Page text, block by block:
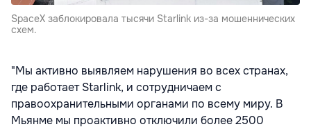
SpaceX заблокировала тысячи Starlink из-за мошеннических
схем.
"Мы активно выявляем нарушения во всех странах,
где работает Starlink, и сотрудничаем с
правоохранительными органами по всему миру. В
Мьянме мы проактивно отключили более 2500